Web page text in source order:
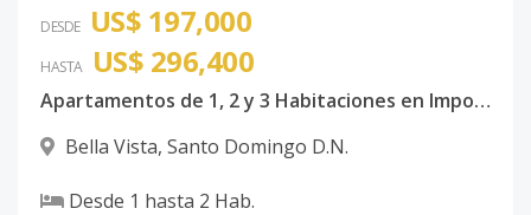
DESDE US$ 197,000
HASTA US$ 296,400
Apartamentos de 1, 2 y 3 Habitaciones en Imponente Torre Situada en Bella Vista.
Bella Vista, Santo Domingo D.N.
Desde 1 hasta 2 Hab.